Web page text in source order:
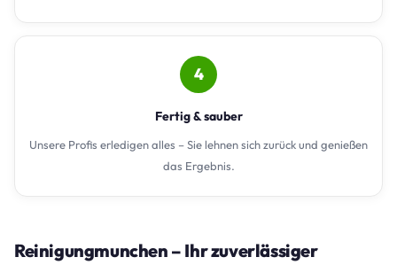
4
Fertig & sauber
Unsere Profis erledigen alles – Sie lehnen sich zurück und genießen
das Ergebnis.
Reinigungmunchen – Ihr zuverlässiger